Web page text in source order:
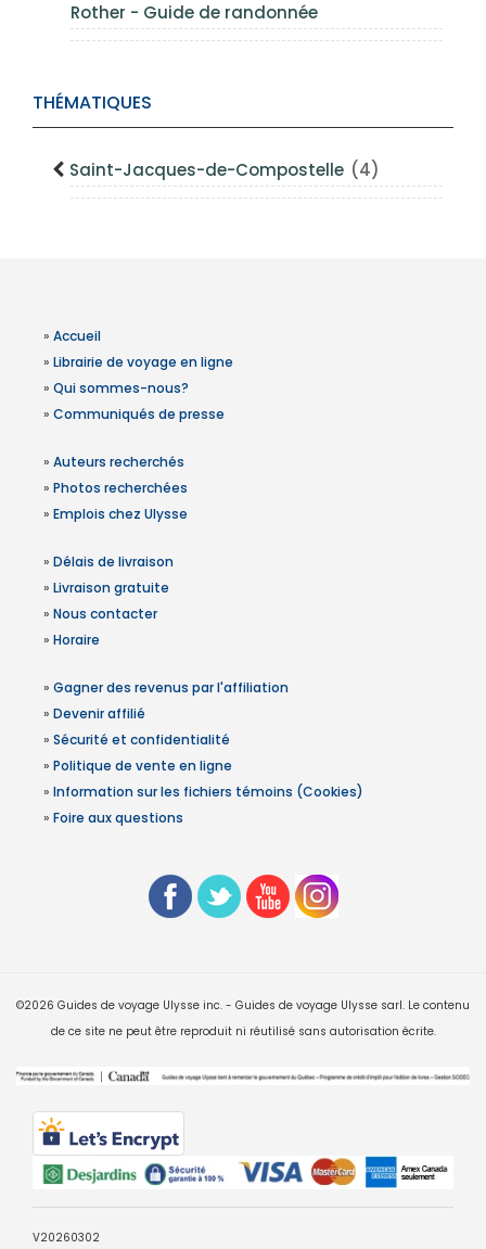
Rother - Guide de randonnée
THÉMATIQUES
Saint-Jacques-de-Compostelle (4)
» Accueil
» Librairie de voyage en ligne
» Qui sommes-nous?
» Communiqués de presse
» Auteurs recherchés
» Photos recherchées
» Emplois chez Ulysse
» Délais de livraison
» Livraison gratuite
» Nous contacter
» Horaire
» Gagner des revenus par l'affiliation
» Devenir affilié
» Sécurité et confidentialité
» Politique de vente en ligne
» Information sur les fichiers témoins (Cookies)
» Foire aux questions
©2026 Guides de voyage Ulysse inc. - Guides de voyage Ulysse sarl. Le contenu
de ce site ne peut être reproduit ni réutilisé sans autorisation écrite.
V20260302